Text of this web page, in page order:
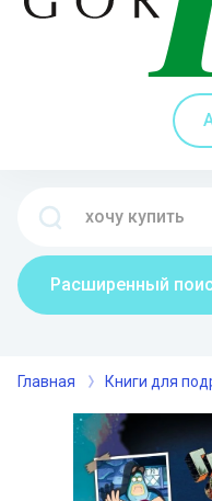
Расширенный
Главная Книги для